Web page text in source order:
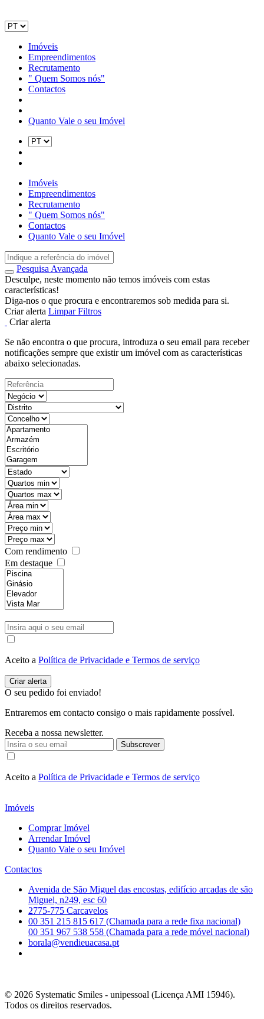
Imóveis
Empreendimentos
Recrutamento
" Quem Somos nós"
Contactos
Quanto Vale o seu Imóvel
Imóveis
Empreendimentos
Recrutamento
" Quem Somos nós"
Contactos
Quanto Vale o seu Imóvel
Pesquisa Avançada
Desculpe, neste momento não temos imóveis com estas
características!
Diga-nos o que procura e encontraremos sob medida para si.
Criar alerta Limpar Filtros
Criar alerta
Se não encontra o que procura, introduza o seu email para receber
notificações sempre que existir um imóvel com as características
abaixo selecionadas.
Com rendimento
Em destaque
Aceito a Política de Privacidade e Termos de serviço
O seu pedido foi enviado!
Entraremos em contacto consigo o mais rapidamente possível.
Receba a nossa newsletter.
Subscrever
Aceito a Política de Privacidade e Termos de serviço
Imóveis
Comprar Imóvel
Arrendar Imóvel
Quanto Vale o seu Imóvel
Contactos
Avenida de São Miguel das encostas, edifício arcadas de são
Miguel, n249, esc 60
2775-775 Carcavelos
00 351 215 815 617 (Chamada para a rede fixa nacional)
00 351 967 538 558 (Chamada para a rede móvel nacional)
borala@vendieuacasa.pt
© 2026 Systematic Smiles - unipessoal (Licença AMI 15946).
Todos os direitos reservados.